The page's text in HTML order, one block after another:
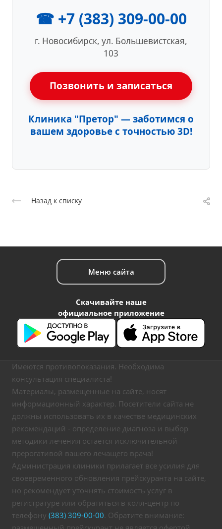
☎ +7 (383) 309-00-00
г. Новосибирск, ул. Большевистская,
103
Позвонить и записаться
Клиника "Претор" — заботимся о
вашем здоровье с точностью 3D!
Назад к списку
Меню сайта
Скачивайте наше
официальное приложение
Имеются противопоказания. Необходима
консультация специалиста!
Материалы, размещенные на сайте, носят
информационный характер. Посетители сайта не
должны использовать их в качестве медицинских
рекомендаций - определение диагноза и выбор
методики лечения остается исключительной
прерогативой вашего лечащего врача!
Администрация клиники прилагает все усилия для
своевременного обновления прейскуранта на сайте,
но рекомендует уточнять стоимость услуг в
регистратуре или обратиться в колл-центр по
телефону (383) 309-00-00. Обратите внимание: